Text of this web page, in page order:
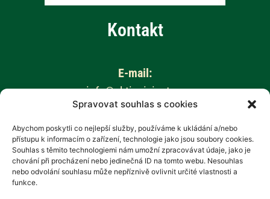
Spravovat souhlas s cookies
Abychom poskytli co nejlepší služby, používáme k ukládání a/nebo
přístupu k informacím o zařízení, technologie jako jsou soubory cookies.
Souhlas s těmito technologiemi nám umožní zpracovávat údaje, jako je
chování při procházení nebo jedinečná ID na tomto webu. Nesouhlas
nebo odvolání souhlasu může nepříznivě ovlivnit určité vlastnosti a
funkce.
Kontakt
E-mail:
info@aktivnizivot.cz
Odborní garanti:
Prof. MUDr. Eva Kubala Havrdová, CSc.
Prim. MUDr. Marta Vachová